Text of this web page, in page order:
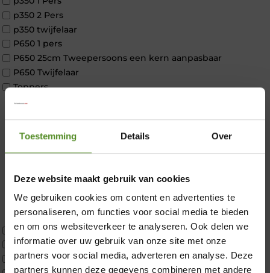
Toestemming Details Over
Deze website maakt gebruik van cookies
We gebruiken cookies om content en advertenties te
personaliseren, om functies voor social media te bieden
en om ons websiteverkeer te analyseren. Ook delen we
informatie over uw gebruik van onze site met onze
partners voor social media, adverteren en analyse. Deze
partners kunnen deze gegevens combineren met andere
p350 2 Pers
p350 twijfelaar
P650 1 pers
P650 25cm Tweepersoons een kern aanpasbaar
P650 Twijfelaar
Toppers
Maatvoering
2 personen split
Latex
Traagschuim
Tweepersoons 1 kern
Tweepersoons 1 kern product
Tweepersoons 2 kernen
×